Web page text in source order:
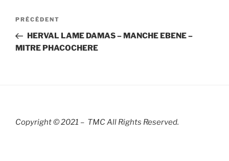
Navigation
l’article
Article
précédent
PRÉCÉDENT
HERVAL LAME DAMAS – MANCHE EBENE –
MITRE PHACOCHERE
Copyright © 2021 – TMC All Rights Reserved.